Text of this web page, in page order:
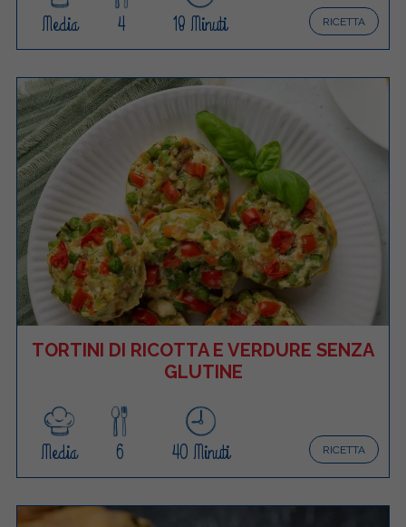
RICETTA
Media 4 18 Minuti
TORTINI DI RICOTTA E VERDURE SENZA
GLUTINE
RICETTA
Media 6 40 Minuti